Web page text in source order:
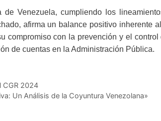
Venezuela, cumpliendo los
afirma un balance positivo inherente
compromiso con la prevención y el
de cuentas en la Administración Pública.
CGR 2024
Un Análisis de la Coyuntura Venezolana»